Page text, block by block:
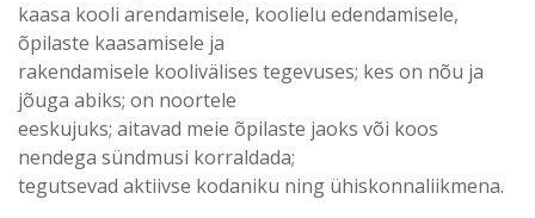
kaasa kooli arendamisele, koolielu edendamisele,
õpilaste kaasamisele ja
rakendamisele koolivälises tegevuses; kes on nõu ja
jõuga abiks; on noortele
eeskujuks; aitavad meie õpilaste jaoks või koos
nendega sündmusi korraldada;
tegutsevad aktiivse kodaniku ning ühiskonnaliikmena.